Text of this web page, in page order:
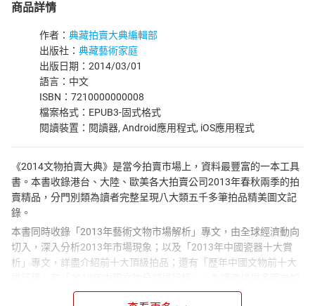
商品詳情
作者： 典藏拍賣大典編輯部
出版社： 典藏藝術家庭
出版日期：2014/03/01
語言：中文
ISBN：7210000000008
檔案格式：EPUB3-固式格式
閱讀裝置：閱讀器, Android應用程式, iOS應用程式
《2014文物拍賣大典》是當今拍賣市場上，資料最豐富的一本工具
書。本書收錄港台、大陸、歐美各大拍賣公司2013年春秋兩季的拍
賣精品，分門別類為讀者完整呈現八大類五千多筆拍品精美圖文記
錄。
本書同時收錄「2013年藝術文物市場解析」專文，由全球經濟動向
切入，深入分析2013年市場現象；以及「2013年中國瓷器十大賞
析」專文，詳盡介紹前十大頂級拍品；還有「歷年中國文物前十大
參考資料。本書是愛好收藏文物或有志於藝術投資者，涉足拍賣市